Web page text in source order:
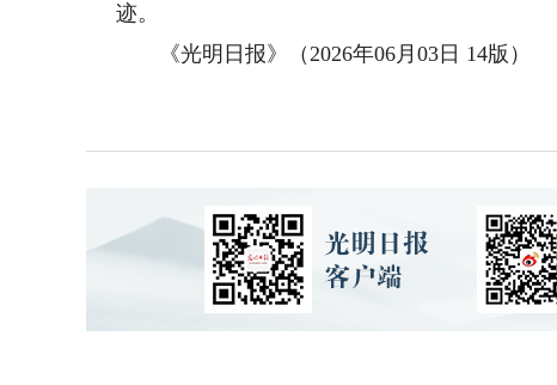
迹。
《光明日报》（2026年06月03日 14版）